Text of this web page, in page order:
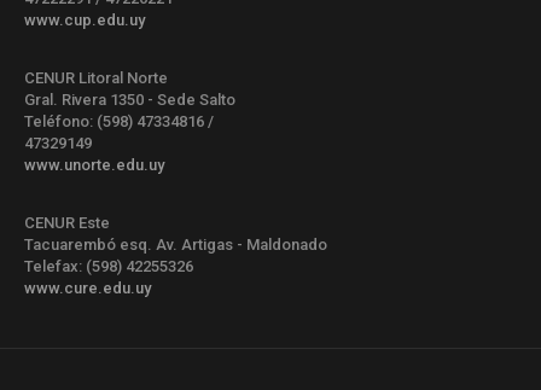
www.cup.edu.uy
CENUR Litoral Norte
Gral. Rivera 1350 - Sede Salto
Teléfono: (598) 47334816 /
47329149
www.unorte.edu.uy
CENUR Este
Tacuarembó esq. Av. Artigas - Maldonado
Telefax: (598) 42255326
www.cure.edu.uy